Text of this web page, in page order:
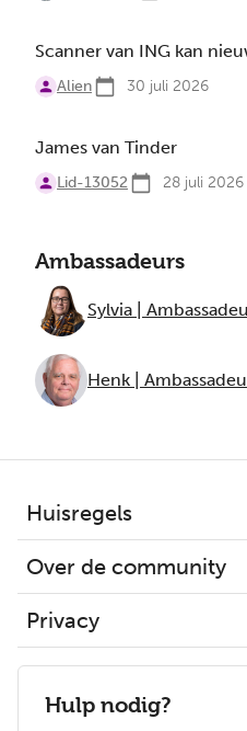
Scanner van ING kan
Alien 30 juli 2026
James van Tinder
Lid-13052 28 juli 2026
Ambassadeurs
Sylvia |
Henk |
Huisregels
Over de community
Privacy
Hulp nodig?